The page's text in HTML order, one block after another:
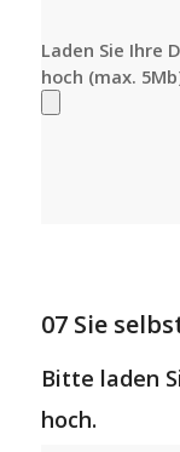
Laden Sie Ihre
hoch (max.
07 Sie
Bitte laden
hoch.